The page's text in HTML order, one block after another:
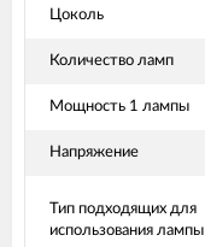
Цоколь
Количество ламп
Мощность 1 лампы
Напряжение
Тип подходящих для
использования лампы